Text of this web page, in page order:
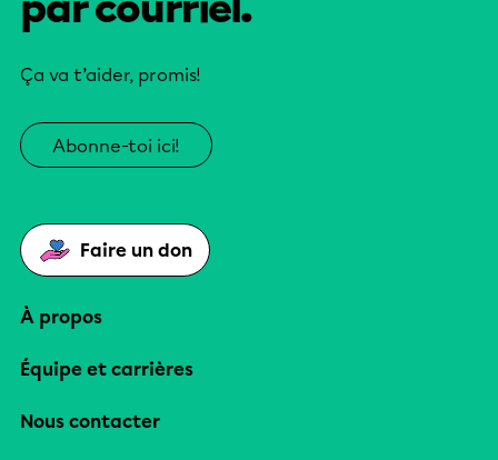
Ça va t’aider, promis!
Abonne-toi ici!
Faire un don
À propos
Équipe et carrières
Nous contacter